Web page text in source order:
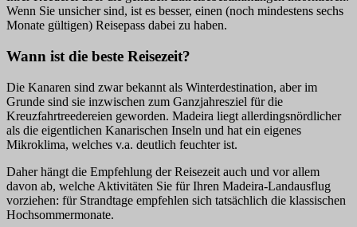
Wenn Sie unsicher sind, ist es besser, einen (noch mindestens sechs
Monate gültigen) Reisepass dabei zu haben.
Wann ist die beste Reisezeit?
Die Kanaren sind zwar bekannt als Winterdestination, aber im
Grunde sind sie inzwischen zum Ganzjahresziel für die
Kreuzfahrtreedereien geworden. Madeira liegt allerdingsnördlicher
als die eigentlichen Kanarischen Inseln und hat ein eigenes
Mikroklima, welches v.a. deutlich feuchter ist.
Daher hängt die Empfehlung der Reisezeit auch und vor allem
davon ab, welche Aktivitäten Sie für Ihren Madeira-Landausflug
vorziehen: für Strandtage empfehlen sich tatsächlich die klassischen
Hochsommermonate.